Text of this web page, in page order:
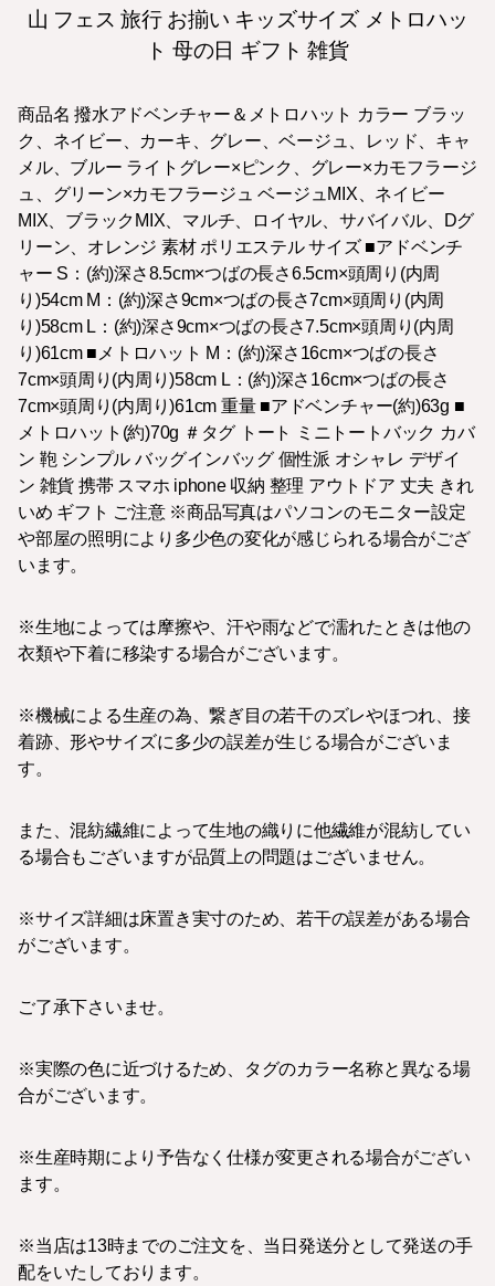
山 フェス 旅行 お揃い キッズサイズ メトロハッ
ト 母の日 ギフト 雑貨
商品名 撥水アドベンチャー＆メトロハット カラー ブラッ
ク、ネイビー、カーキ、グレー、ベージュ、レッド、キャ
メル、ブルー ライトグレー×ピンク、グレー×カモフラージ
ュ、グリーン×カモフラージュ ベージュMIX、ネイビー
MIX、ブラックMIX、マルチ、ロイヤル、サバイバル、Dグ
リーン、オレンジ 素材 ポリエステル サイズ ■アドベンチ
ャー S：(約)深さ8.5cm×つばの長さ6.5cm×頭周り(内周
り)54cm M：(約)深さ9cm×つばの長さ7cm×頭周り(内周
り)58cm L：(約)深さ9cm×つばの長さ7.5cm×頭周り(内周
り)61cm ■メトロハット M：(約)深さ16cm×つばの長さ
7cm×頭周り(内周り)58cm L：(約)深さ16cm×つばの長さ
7cm×頭周り(内周り)61cm 重量 ■アドベンチャー(約)63g ■
メトロハット(約)70g ＃タグ トート ミニトートバック カバ
ン 鞄 シンプル バッグインバッグ 個性派 オシャレ デザイ
ン 雑貨 携帯 スマホ iphone 収納 整理 アウトドア 丈夫 きれ
いめ ギフト ご注意 ※商品写真はパソコンのモニター設定
や部屋の照明により多少色の変化が感じられる場合がござ
います。
※生地によっては摩擦や、汗や雨などで濡れたときは他の
衣類や下着に移染する場合がございます。
※機械による生産の為、繋ぎ目の若干のズレやほつれ、接
着跡、形やサイズに多少の誤差が生じる場合がございま
す。
また、混紡繊維によって生地の織りに他繊維が混紡してい
る場合もございますが品質上の問題はございません。
※サイズ詳細は床置き実寸のため、若干の誤差がある場合
がございます。
ご了承下さいませ。
※実際の色に近づけるため、タグのカラー名称と異なる場
合がございます。
※生産時期により予告なく仕様が変更される場合がござい
ます。
※当店は13時までのご注文を、当日発送分として発送の手
配をいたしております。